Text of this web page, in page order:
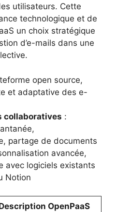
utilisateurs. Cette
technologique et de
un choix stratégique
d’e-mails dans une
open source,
et adaptative des e-
collaboratives :
partage de documents
avancée,
avec logiciels existants
Notion
OpenPaaS